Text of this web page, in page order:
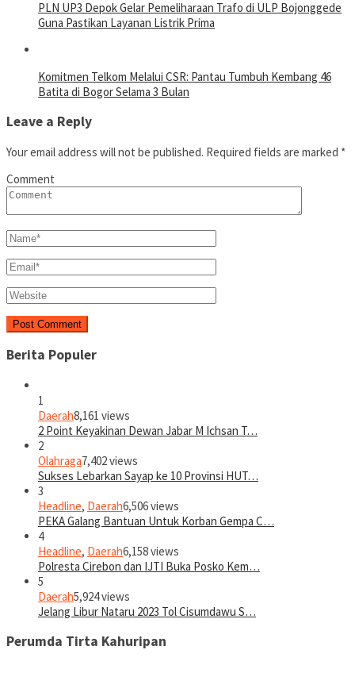
PLN UP3 Depok Gelar Pemeliharaan Trafo di ULP Bojonggede
Guna Pastikan Layanan Listrik Prima
Komitmen Telkom Melalui CSR: Pantau Tumbuh Kembang 46
Batita di Bogor Selama 3 Bulan
Leave a Reply
Your email address will not be published. Required fields are marked *
Comment
Berita Populer
1
Daerah8,161 views
2 Point Keyakinan Dewan Jabar M Ichsan T…
2
Olahraga7,402 views
Sukses Lebarkan Sayap ke 10 Provinsi HUT…
3
Headline, Daerah6,506 views
PEKA Galang Bantuan Untuk Korban Gempa C…
4
Headline, Daerah6,158 views
Polresta Cirebon dan IJTI Buka Posko Kem…
5
Daerah5,924 views
Jelang Libur Nataru 2023 Tol Cisumdawu S…
Perumda Tirta Kahuripan